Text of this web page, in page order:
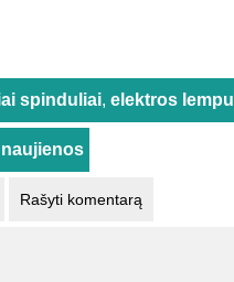
spinduliai, elektros
naujienos
Rašyti komentarą